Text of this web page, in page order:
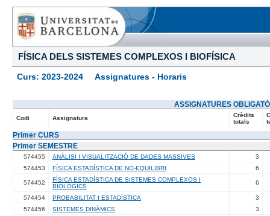
FÍSICA DELS SISTEMES COMPLEXOS I BIOFÍSICA
Curs: 2023-2024 Assignatures - Horaris
ASSIGNATURES
Codi Assignatura
Crèdits
totals
Primer CURS
Primer SEMESTRE
574455 ANÀLISI I VISUALITZACIÓ DE DADES MASSIVES
3
574453
FÍSICA ESTADÍSTICA DE NO-EQUILIBRI 6
574452
FÍSICA ESTADÍSTICA DE SISTEMES COMPLEXOS I
BIOLÒGICS
6
574454 PROBABILITAT I ESTADÍSTICA
3
574456
SISTEMES DINÀMICS 3